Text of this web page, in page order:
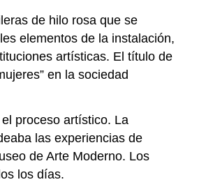
estética
Uli
Guerra
adicionales:
Sudán
de hilo rosa que se
elementos de la instalación,
artísticas. El título de
en la sociedad
proceso artístico. La
las experiencias de
de Arte Moderno. Los
los días.